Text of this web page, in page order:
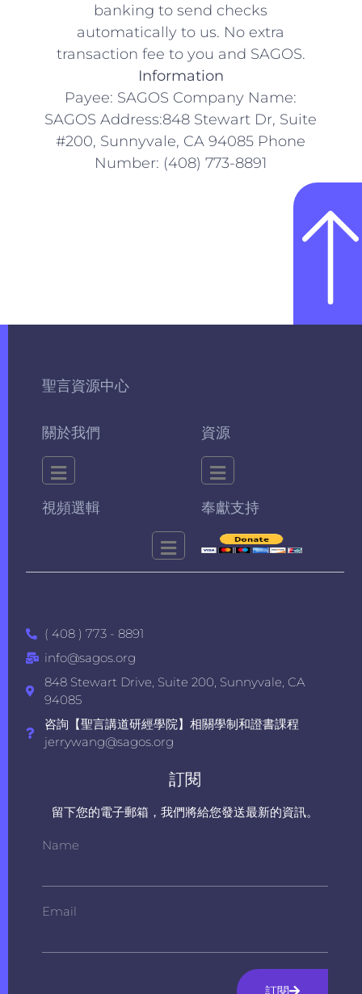
banking to send checks
automatically to us. No extra
transaction fee to you and SAGOS.
Information
Payee: SAGOS Company Name:
SAGOS Address:848 Stewart Dr, Suite
#200, Sunnyvale, CA 94085 Phone
Number: (408) 773-8891
聖言資源中心
關於我們 資源
視頻選輯 奉獻支持
( 408 ) 773 - 8891
info@sagos.org
848 Stewart Drive, Suite 200, Sunnyvale, CA
94085
咨詢【聖言講道研經學院】相關學制和證書課程
jerrywang@sagos.org
訂閱
留下您的電子郵箱，我們將給您發送最新的資訊。
Name
Email